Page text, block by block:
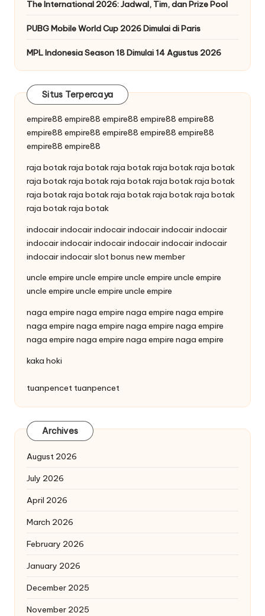
The International 2026: Jadwal, Tim, dan Prize Pool
PUBG Mobile World Cup 2026 Dimulai di Paris
MPL Indonesia Season 18 Dimulai 14 Agustus 2026
Situs Terpercaya
empire88 empire88 empire88 empire88 empire88
empire88 empire88 empire88 empire88 empire88
empire88 empire88
raja botakraja botakraja botakraja botakraja botak
raja botakraja botakraja botakraja botakraja botak
raja botakraja botakraja botakraja botakraja botak
raja botakraja botak
indocairindocairindocairindocairindocairindocair
indocairindocairindocairindocairindocairindocair
indocairindocairslot bonus new member
uncle empire uncle empire uncle empire uncle empire
uncle empire uncle empire uncle empire
naga empire naga empire naga empire naga empire
naga empire naga empire naga empire naga empire
naga empire naga empire naga empire naga empire
kaka hoki
tuanpencet tuanpencet
Archives
August 2026
July 2026
April 2026
March 2026
February 2026
January 2026
December 2025
November 2025